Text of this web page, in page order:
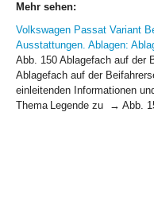
Mehr sehen:
Volkswagen Passat Variant
Ausstattungen. Ablagen:
Abb. 150 Ablagefach auf der
Ablagefach auf der
einleitenden Informationen
Thema Legende zu → Abb.